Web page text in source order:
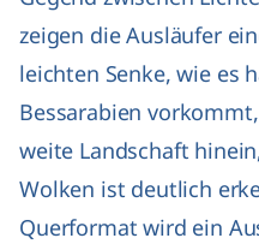
zeigen die Ausläufer
leichten Senke, wie es
Bessarabien
weite Landschaft
Wolken ist deutlich
Querformat wird ein